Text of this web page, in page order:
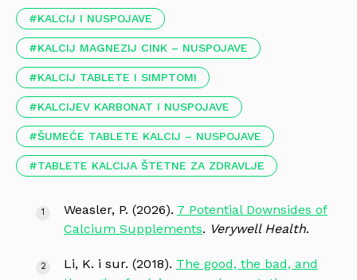
KALCIJ I NUSPOJAVE
KALCIJ MAGNEZIJ CINK – NUSPOJAVE
KALCIJ TABLETE I SIMPTOMI
KALCIJEV KARBONAT I NUSPOJAVE
ŠUMEĆE TABLETE KALCIJ – NUSPOJAVE
TABLETE KALCIJA ŠTETNE ZA ZDRAVLJE
Weasler, P. (2026). 7 Potential Downsides of
Calcium Supplements. Verywell Health.
Li, K. i sur. (2018). The good, the bad, and